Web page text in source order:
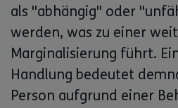
als "abhängig" oder
werden, was zu einer
Marginalisierung führt.
Handlung bedeutet
Person aufgrund einer